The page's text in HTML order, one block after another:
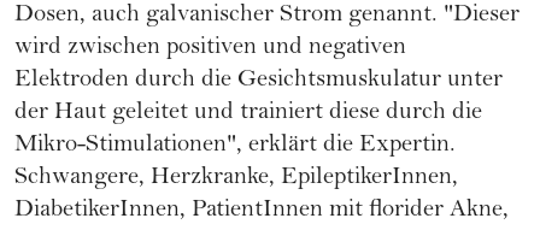
Dosen, auch galvanischer Strom genannt. "Dieser
wird zwischen positiven und negativen
Elektroden durch die Gesichtsmuskulatur unter
der Haut geleitet und trainiert diese durch die
Mikro-Stimulationen", erklärt die Expertin.
Schwangere, Herzkranke, EpileptikerInnen,
DiabetikerInnen, PatientInnen mit florider Akne,